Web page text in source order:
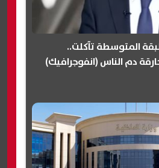
المتوسطة تآكلت..
دم الناس (انفوجرافيك)